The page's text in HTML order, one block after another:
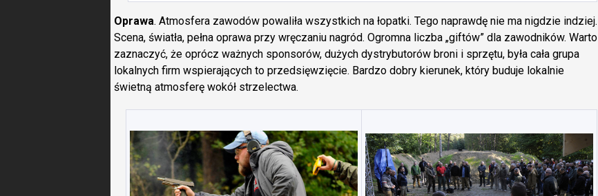
Oprawa. Atmosfera zawodów powaliła wszystkich na łopatki. Tego naprawdę nie ma nigdzie indziej.
Scena, światła, pełna oprawa przy wręczaniu nagród. Ogromna liczba „giftów” dla zawodników. Warto
zaznaczyć, że oprócz ważnych sponsorów, dużych dystrybutorów broni i sprzętu, była cała grupa
lokalnych firm wspierających to przedsięwzięcie. Bardzo dobry kierunek, który buduje lokalnie
świetną atmosferę wokół strzelectwa.